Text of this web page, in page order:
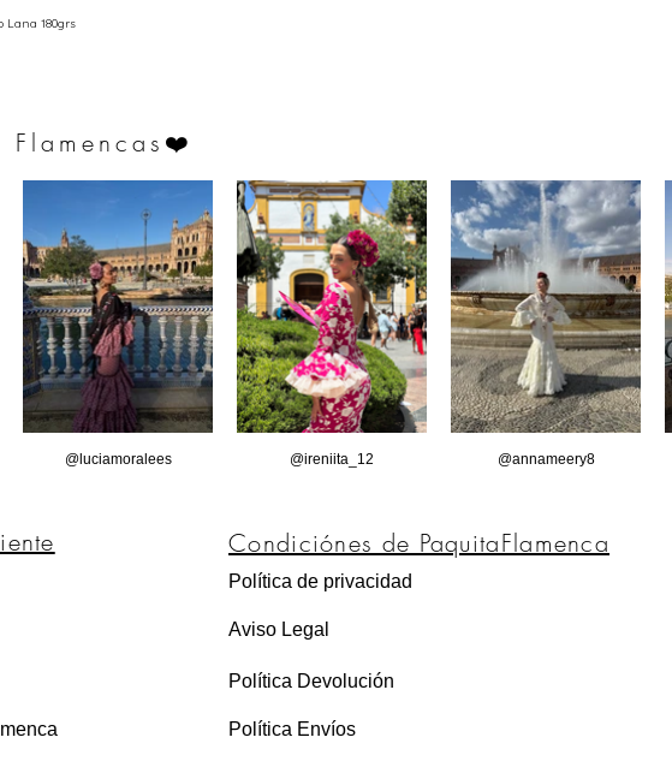
180grs
Flamencas ❤️
@luciamoralees @ireniita_12 @annameery8
Condiciónes de PaquitaFlamenca
Política de privacidad
Aviso Legal
Política Devolución
Política Envíos